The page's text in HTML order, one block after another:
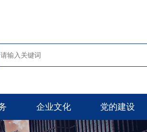
企业文化 党的建设